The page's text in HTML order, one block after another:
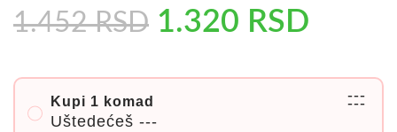
1.452RSD 1.320 RSD
Kupi 1 komad
Uštedećeš ---
---
---